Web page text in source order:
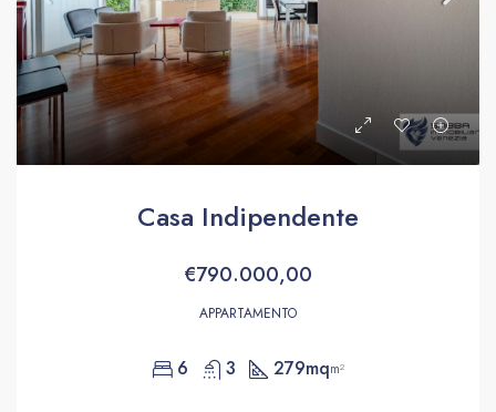
Casa Indipendente
€790.000,00
APPARTAMENTO
6 3 279mqm²